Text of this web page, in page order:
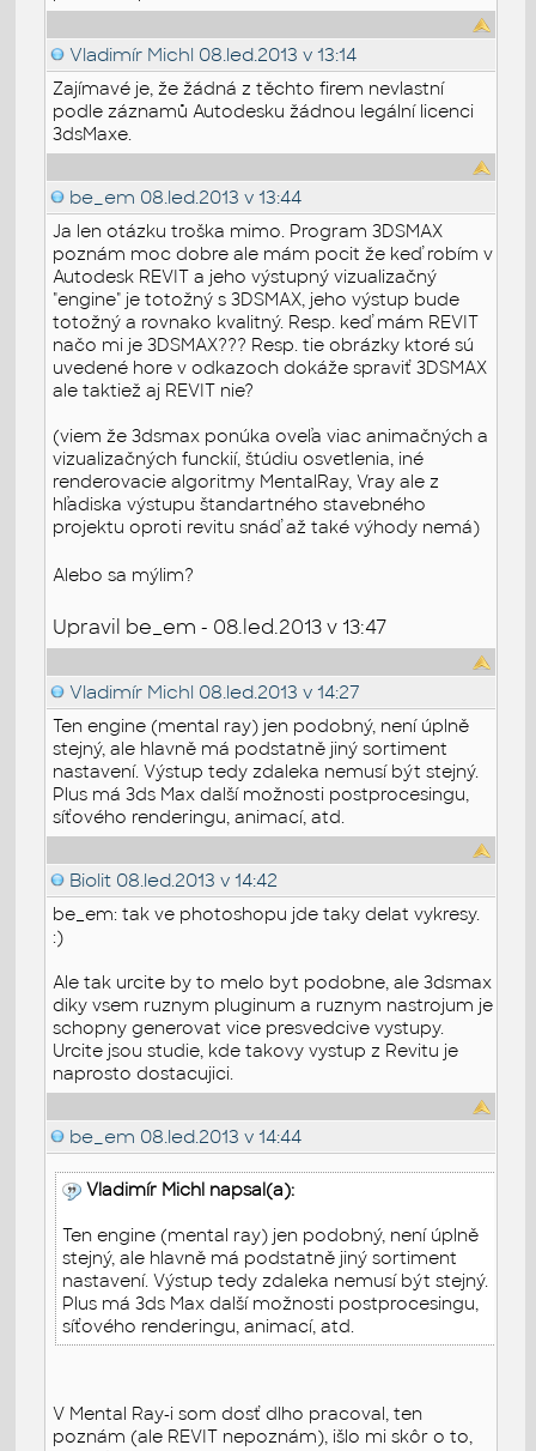
Vladimír Michl 08.led.2013 v 13:14
Zajímavé je, že žádná z těchto firem nevlastní
podle záznamů Autodesku žádnou legální licenci
3dsMaxe.
be_em 08.led.2013 v 13:44
Ja len otázku troška mimo. Program 3DSMAX
poznám moc dobre ale mám pocit že keď robím v
Autodesk REVIT a jeho výstupný vizualizačný
"engine" je totožný s 3DSMAX, jeho výstup bude
totožný a rovnako kvalitný. Resp. keď mám REVIT
načo mi je 3DSMAX??? Resp. tie obrázky ktoré sú
uvedené hore v odkazoch dokáže spraviť 3DSMAX
ale taktiež aj REVIT nie?
(viem že 3dsmax ponúka oveľa viac animačných a
vizualizačných funckií, štúdiu osvetlenia, iné
renderovacie algoritmy MentalRay, Vray ale z
hľadiska výstupu štandartného stavebného
projektu oproti revitu snáď až také výhody nemá)
Alebo sa mýlim?
Upravil be_em - 08.led.2013 v 13:47
Vladimír Michl 08.led.2013 v 14:27
Ten engine (mental ray) jen podobný, není úplně
stejný, ale hlavně má podstatně jiný sortiment
nastavení. Výstup tedy zdaleka nemusí být stejný.
Plus má 3ds Max další možnosti postprocesingu,
síťového renderingu, animací, atd.
Biolit 08.led.2013 v 14:42
be_em: tak ve photoshopu jde taky delat vykresy.
:)
Ale tak urcite by to melo byt podobne, ale 3dsmax
diky vsem ruznym pluginum a ruznym nastrojum je
schopny generovat vice presvedcive vystupy.
Urcite jsou studie, kde takovy vystup z Revitu je
naprosto dostacujici.
be_em 08.led.2013 v 14:44
Vladimír Michl napsal(a):
Ten engine (mental ray) jen podobný, není úplně
stejný, ale hlavně má podstatně jiný sortiment
nastavení. Výstup tedy zdaleka nemusí být stejný.
Plus má 3ds Max další možnosti postprocesingu,
síťového renderingu, animací, atd.
V Mental Ray-i som dosť dlho pracoval, ten
poznám (ale REVIT nepoznám), išlo mi skôr o to,